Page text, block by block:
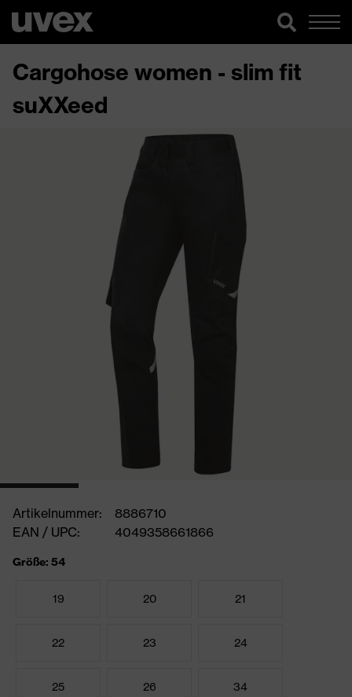
Cargohose women - slim fit
suXXeed
Artikelnummer:
8886710
EAN / UPC:
4049358661866
Größe: 54
19 20 21
22 23 24
25 26 34